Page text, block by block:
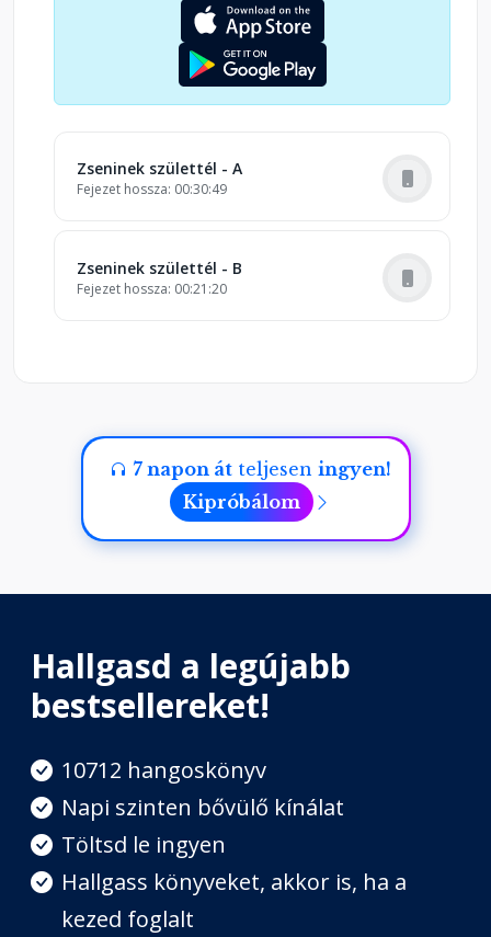
Zseninek születtél - A
Fejezet hossza: 00:30:49
Zseninek születtél - B
Fejezet hossza: 00:21:20
7 napon átteljesen ingyen!
Kipróbálom
Hallgasd a legújabb
bestsellereket!
10712 hangoskönyv
Napi szinten bővülő kínálat
Töltsd le ingyen
Hallgass könyveket, akkor is, ha a
kezed foglalt